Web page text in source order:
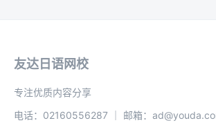
友达日语网校
专注优质内容分享
电话：02160556287 ｜ 邮箱：